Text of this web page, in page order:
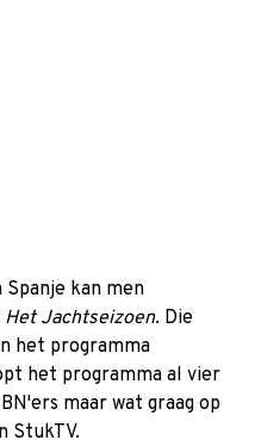
kan men
Het Jachtseizoen. Die
het programma
het programma al vier
maar wat graag op
StukTV.